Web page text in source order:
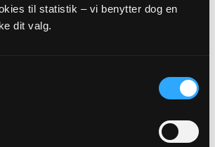
til statistik – vi benytter dog en
dit valg.